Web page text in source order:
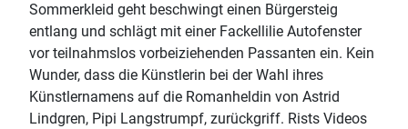
Sommerkleid geht beschwingt einen Bürgersteig
entlang und schlägt mit einer Fackellilie Autofenster
vor teilnahmslos vorbeiziehenden Passanten ein. Kein
Wunder, dass die Künstlerin bei der Wahl ihres
Künstlernamens auf die Romanheldin von Astrid
Lindgren, Pipi Langstrumpf, zurückgriff. Rists Videos